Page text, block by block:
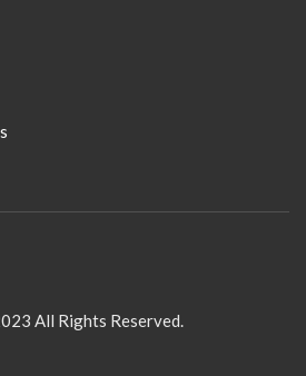
All Rights Reserved.